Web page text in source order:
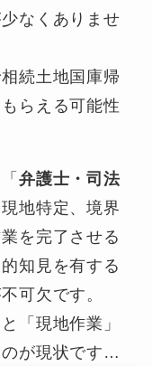
なくありませ
続土地国庫帰
らえる可能性
弁護士・司法
地特定、境界
を完了させる
知見を有する
可欠です。
「現地作業」
のが現状です…